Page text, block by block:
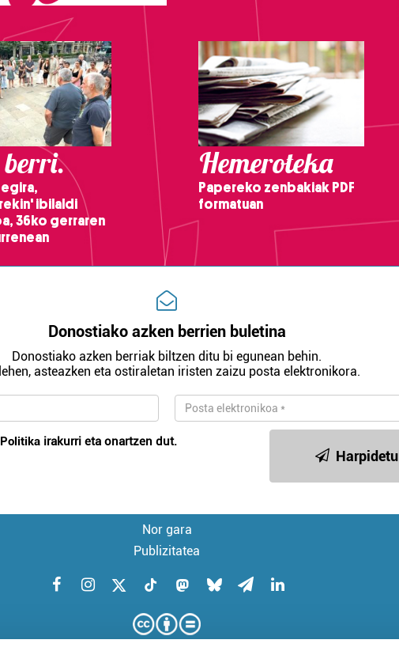
berri.
ibilaldi
36ko gerraren
Hemeroteka
Papereko zenbakiak PDF
formatuan
Donostiako azken berrien buletina
Donostiako azken berriak biltzen ditu bi egunean behin.
asteazken eta ostiraletan iristen zaizu posta elektronikora.
irakurri eta onartzen dut.
Harpidetu
Nor gara
Publizitatea